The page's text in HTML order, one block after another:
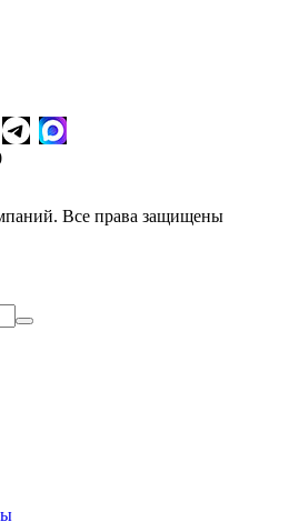
Все права защищены